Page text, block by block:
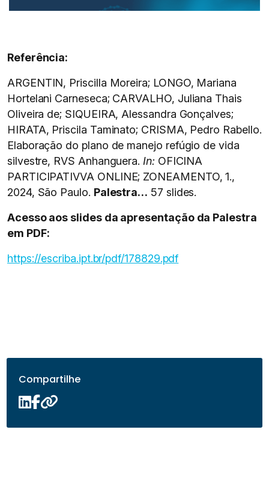
Referência:
ARGENTIN, Priscilla Moreira; LONGO, Mariana
Hortelani Carneseca; CARVALHO, Juliana Thais
Oliveira de; SIQUEIRA, Alessandra Gonçalves;
HIRATA, Priscila Taminato; CRISMA, Pedro Rabello.
Elaboração do plano de manejo refúgio de vida
silvestre, RVS Anhanguera. In: OFICINA
PARTICIPATIVVA ONLINE; ZONEAMENTO, 1.,
2024, São Paulo. Palestra… 57 slides.
Acesso aos slides da apresentação da Palestra
em PDF:
https://escriba.ipt.br/pdf/178829.pdf
Compartilhe